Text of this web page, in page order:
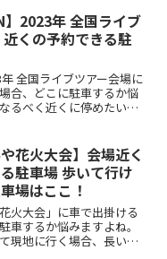
てはわかりにくいこともあ
】2023年 全国ライブ
くの予約できる駐
年 全国ライブツアー会場に
合、どこに駐車するか悩
るべく近くに停めたい時
したい帰りは渋滞を避けて
や花火大会】会場近く
駐車場 歩いて行け
場はここ！
火大会」に車で出掛ける
車するか悩みますよね。
現地に行く場合、長い距